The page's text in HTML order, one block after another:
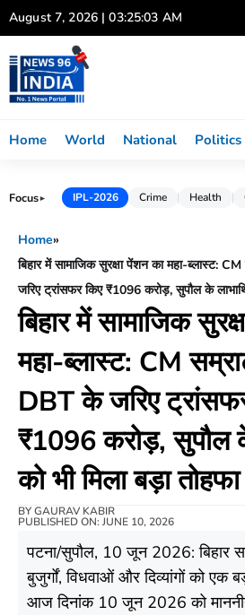
Skip
to
content
August 7, 2026 | 03:25:03 AM
Home World National Politics
Focus► IPL-2026 Crime Health
Home»
बिहार में सामाजिक सुरक्षा पेंशन का महा-ब्लास्ट:
जरिए ट्रांसफर किए ₹1096 करोड़, सुपौल के
बिहार में सामाजिक
महा-ब्लास्ट: CM
DBT के जरिए
₹1096 करोड़, सुपौल के
को भी मिला बड़ा तोहफा
BYGAURAV KABIR
PUBLISHED ON: JUNE 10, 2026
​पटना/सुपौल, 10 जून 2026: बिहार
बुजुर्गों, विधवाओं और दिव्यांगों को एक
आज दिनांक 10 जून 2026 को